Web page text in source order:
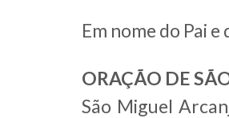
Em nome do Pai
ORAÇÃO DE
São Miguel